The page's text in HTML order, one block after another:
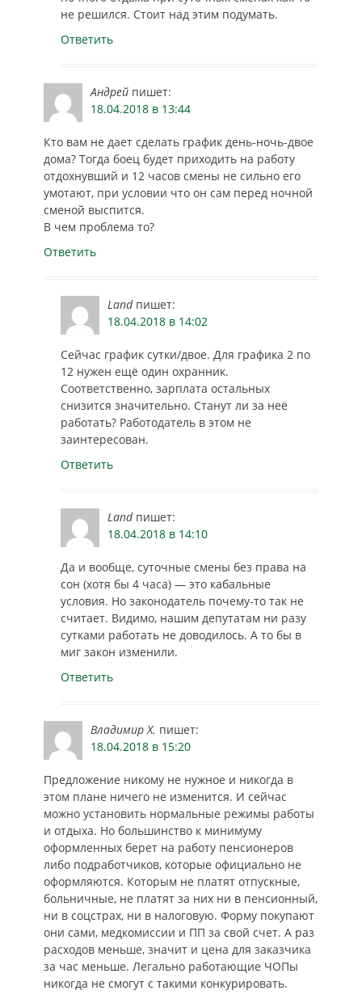
не решился. Стоит над этим подумать.
Ответить
Андрей пишет:
18.04.2018 в 13:44
Кто вам не дает сделать график день-ночь-двое
дома? Тогда боец будет приходить на работу
отдохнувший и 12 часов смены не сильно его
умотают, при условии что он сам перед ночной
сменой выспится.
В чем проблема то?
Ответить
Land пишет:
18.04.2018 в 14:02
Сейчас график сутки/двое. Для графика 2 по
12 нужен ещё один охранник.
Соответственно, зарплата остальных
снизится значительно. Станут ли за неё
работать? Работодатель в этом не
заинтересован.
Ответить
Land пишет:
18.04.2018 в 14:10
Да и вообще, суточные смены без права на
сон (хотя бы 4 часа) — это кабальные
условия. Но законодатель почему-то так не
считает. Видимо, нашим депутатам ни разу
сутками работать не доводилось. А то бы в
миг закон изменили.
Ответить
Владимир Х. пишет:
18.04.2018 в 15:20
Предложение никому не нужное и никогда в
этом плане ничего не изменится. И сейчас
можно установить нормальные режимы работы
и отдыха. Но большинство к минимуму
оформленных берет на работу пенсионеров
либо подработчиков, которые официально не
оформляются. Которым не платят отпускные,
больничные, не платят за них ни в пенсионный,
ни в соцстрах, ни в налоговую. Форму покупают
они сами, медкомиссии и ПП за свой счет. А раз
расходов меньше, значит и цена для заказчика
за час меньше. Легально работающие ЧОПы
никогда не смогут с такими конкурировать.